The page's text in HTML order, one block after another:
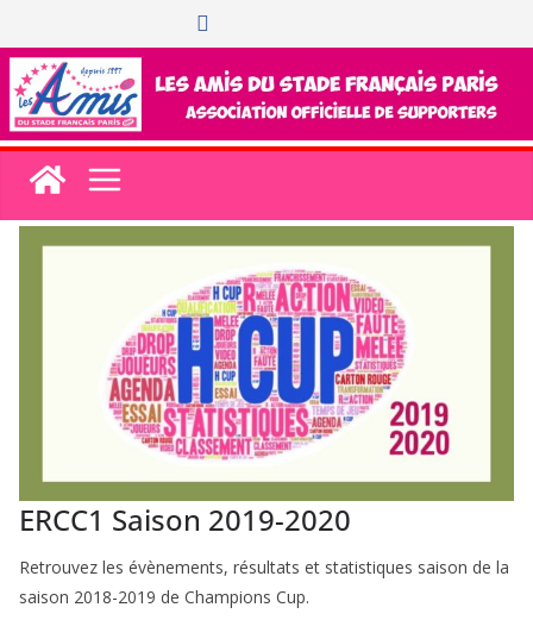
au
contenu
ERCC1 Saison 2019-2020
Retrouvez les évènements, résultats et statistiques saison de la
saison 2018-2019 de Champions Cup.